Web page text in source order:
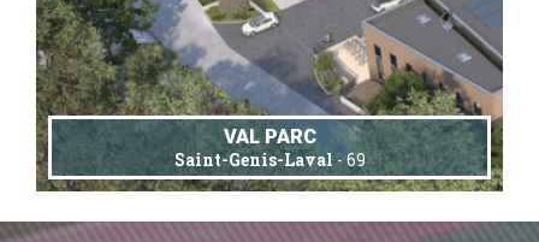
VAL PARC
Saint-Genis-Laval- 69